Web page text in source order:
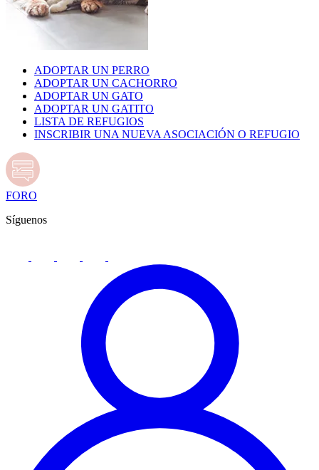
ADOPTAR UN PERRO
ADOPTAR UN CACHORRO
ADOPTAR UN GATO
ADOPTAR UN GATITO
LISTA DE REFUGIOS
INSCRIBIR UNA NUEVA ASOCIACIÓN O REFUGIO
FORO
Síguenos